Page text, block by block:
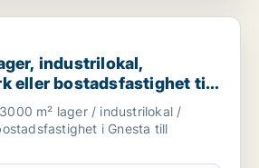
industrilokal, fastighetsmark eller
industrilokal,
eller bostadsfastighet till
m² lager / industrilokal /
i Gnesta till